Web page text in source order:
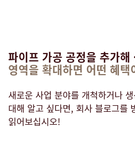
파이프 가공 공정을 추가해
영역을 확대하면 어떤 혜택
새로운 사업 분야를 개척하거나
대해 알고 싶다면, 회사 블로그를
읽어보십시오!